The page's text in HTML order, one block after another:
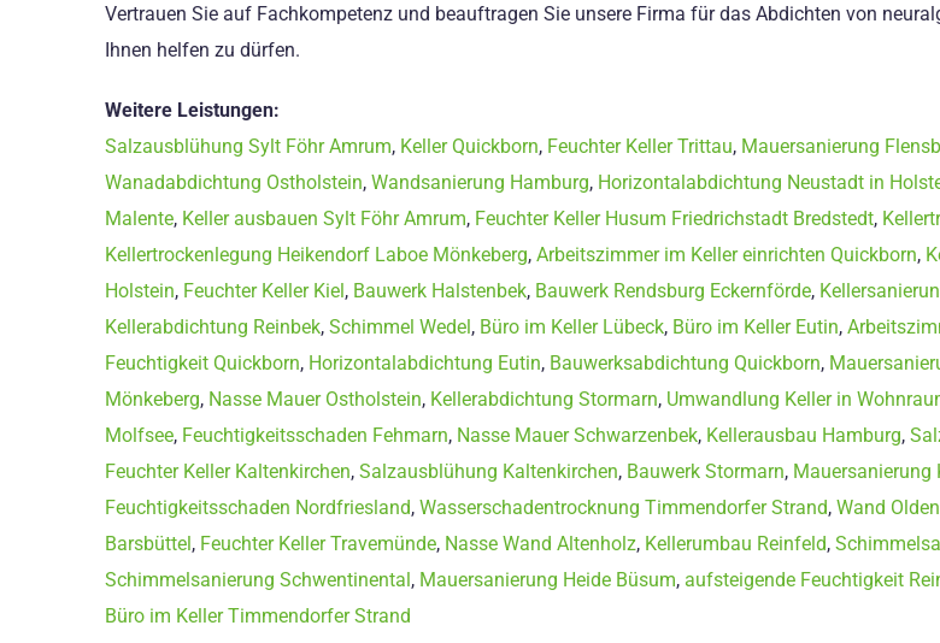
Vertrauen Sie auf Fachkompetenz und beauftragen Sie unsere Firma für das Abdichten von
Ihnen helfen zu dürfen.
Weitere Leistungen:
Salzausblühung Sylt Föhr Amrum, Keller Quickborn, Feuchter Keller Trittau, Mauersanierung
Wanadabdichtung Ostholstein, Wandsanierung Hamburg, Horizontalabdichtung Neustadt in
Malente, Keller ausbauen Sylt Föhr Amrum, Feuchter Keller Husum Friedrichstadt Bredstedt,
Kellertrockenlegung Heikendorf Laboe Mönkeberg, Arbeitszimmer im Keller einrichten Quickborn,
Holstein, Feuchter Keller Kiel, Bauwerk Halstenbek, Bauwerk Rendsburg Eckernförde,
Kellerabdichtung Reinbek, Schimmel Wedel, Büro im Keller Lübeck, Büro im Keller Eutin,
Feuchtigkeit Quickborn, Horizontalabdichtung Eutin, Bauwerksabdichtung Quickborn,
Mönkeberg, Nasse Mauer Ostholstein, Kellerabdichtung Stormarn, Umwandlung Keller in
Molfsee, Feuchtigkeitsschaden Fehmarn, Nasse Mauer Schwarzenbek, Kellerausbau Hamburg,
Feuchter Keller Kaltenkirchen, Salzausblühung Kaltenkirchen, Bauwerk Stormarn, Mauersanierung
Feuchtigkeitsschaden Nordfriesland, Wasserschadentrocknung Timmendorfer Strand, Wand
Barsbüttel, Feuchter Keller Travemünde, Nasse Wand Altenholz, Kellerumbau Reinfeld,
Schimmelsanierung Schwentinental, Mauersanierung Heide Büsum, aufsteigende Feuchtigkeit
Büro im Keller Timmendorfer Strand